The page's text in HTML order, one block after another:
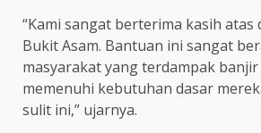
“Kami sangat berterima kasih atas
Bukit Asam. Bantuan ini sangat
masyarakat yang terdampak
memenuhi kebutuhan dasar
sulit ini,” ujarnya.